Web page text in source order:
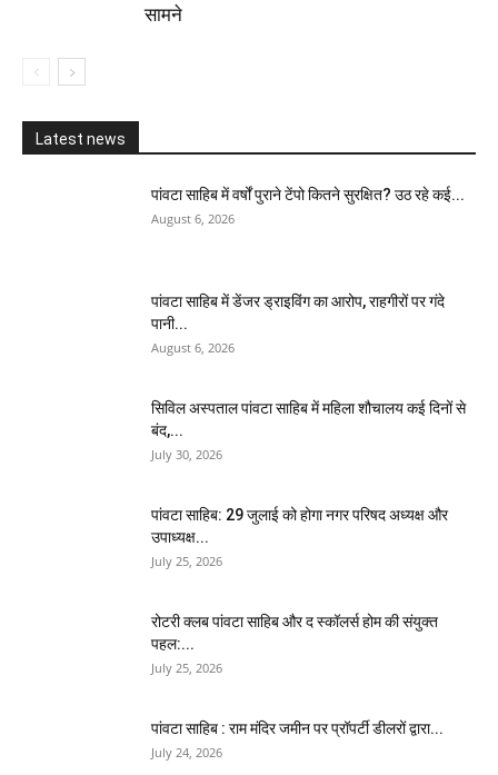
सामने
Latest news
पांवटा साहिब में वर्षों पुराने टेंपो कितने सुरक्षित? उठ रहे कई...
August 6, 2026
पांवटा साहिब में डेंजर ड्राइविंग का आरोप, राहगीरों पर गंदे
पानी...
August 6, 2026
सिविल अस्पताल पांवटा साहिब में महिला शौचालय कई दिनों से
बंद,...
July 30, 2026
पांवटा साहिब: 29 जुलाई को होगा नगर परिषद अध्यक्ष और
उपाध्यक्ष...
July 25, 2026
​रोटरी क्लब पांवटा साहिब और द स्कॉलर्स होम की संयुक्त
पहल:...
July 25, 2026
पांवटा साहिब : राम मंदिर जमीन पर प्रॉपर्टी डीलरों द्वारा...
July 24, 2026